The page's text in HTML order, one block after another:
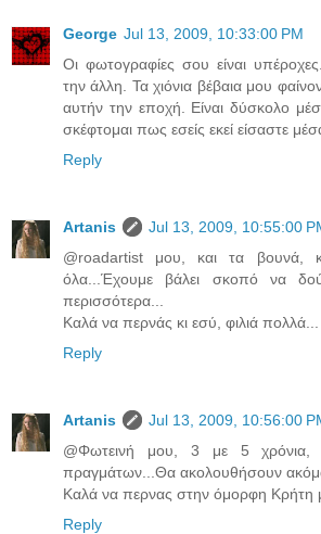
George Jul 13, 2009, 10:33:00 PM
Οι φωτογραφίες σου είναι
την άλλη. Τα χιόνια βέβαια μου
αυτήν την εποχή. Είναι δύσκολο
σκέφτομαι πως εσείς εκεί είσαστε
Reply
Artanis
Jul 13, 2009, 10:55:00
@roadartist μου, και τα βουνά,
όλα...Έχουμε βάλει σκοπό να
περισσότερα...
Καλά να περνάς κι εσύ, φιλιά πολλά...
Reply
Artanis
Jul 13, 2009, 10:56:00
@Φωτεινή μου, 3 με 5 χρόνια,
πραγμάτων...Θα ακολουθήσουν
Καλά να περνας στην όμορφη Κρήτη
Reply